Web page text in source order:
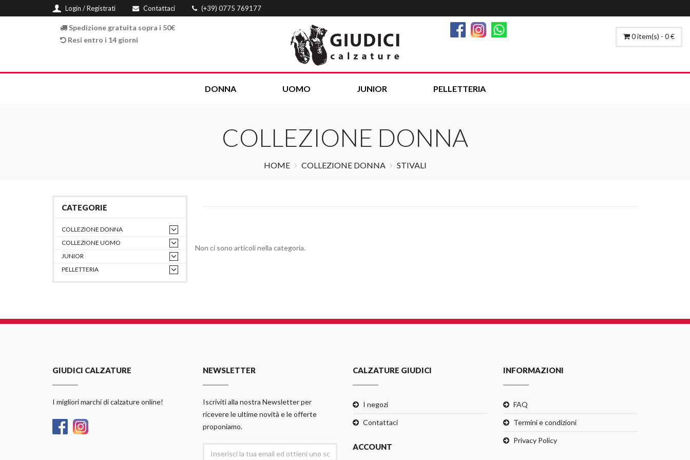
Login / Registrati Contattaci (+39) 0775 769177
Spedizione gratuita sopra i 50€
Resi entro i 14 giorni
0 item(s) - 0 €
DONNA UOMO JUNIOR PELLETTERIA
COLLEZIONE DONNA
HOME COLLEZIONE DONNA STIVALI
CATEGORIE
COLLEZIONE DONNA
COLLEZIONE UOMO
JUNIOR
PELLETTERIA
Non ci sono articoli nella categoria.
GIUDICI CALZATURE
I migliori marchi di calzature online!
NEWSLETTER
Iscriviti alla nostra Newsletter per
ricevere le ultime novità e le offerte
proponiamo.
CALZATURE GIUDICI
I negozi
Contattaci
ACCOUNT
INFORMAZIONI
FAQ
Termini e condizioni
Privacy Policy